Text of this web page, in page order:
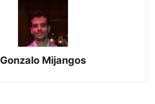
Gonzalo Mijangos